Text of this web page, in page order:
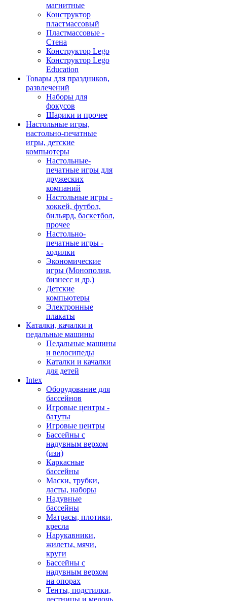
магнитные
Конструктор
пластмассовый
Пластмассовые -
Стена
Конструктор Lego
Конструктор Lego
Education
Товары для праздников,
развлечений
Наборы для
фокусов
Шарики и прочее
Настольные игры,
настольно-печатные
игры, детские
компьютеры
Настольные-
печатные игры для
дружеских
компаний
Настольные игры -
хоккей, футбол,
бильярд, баскетбол,
прочее
Настольно-
печатные игры -
ходилки
Экономические
игры (Монополия,
бизнесс и др.)
Детские
компьютеры
Электронные
плакаты
Каталки, качалки и
педальные машины
Педальные машины
и велосипеды
Каталки и качалки
для детей
Intex
Оборудование для
бассейнов
Игровые центры -
батуты
Игровые центры
Бассейны с
надувным верхом
(изи)
Каркасные
бассейны
Маски, трубки,
ласты, наборы
Надувные
бассейны
Матрасы, плотики,
кресла
Нарукавники,
жилеты, мячи,
круги
Бассейны с
надувным верхом
на опорах
Тенты, подстилки,
лестницы и мелочь